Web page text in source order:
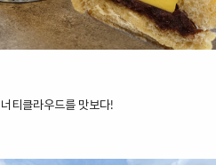
티클라우드를 맛보다!